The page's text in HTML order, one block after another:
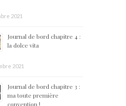
2021
Journal de bord chapitre 4 :
la dolce vita
2021
Journal de bord chapitre 3 :
ma toute première
convention !